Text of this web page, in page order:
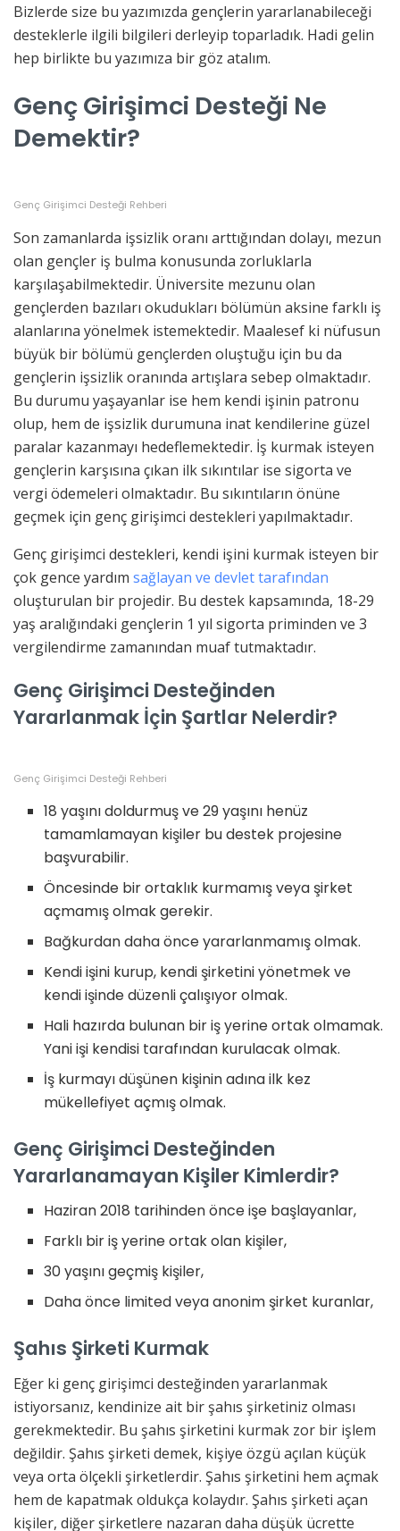
Bizlerde size bu yazımızda gençlerin yararlanabileceği
desteklerle ilgili bilgileri derleyip toparladık. Hadi gelin
hep birlikte bu yazımıza bir göz atalım.
Genç Girişimci Desteği Ne
Demektir?
Genç Girişimci Desteği Rehberi
Son zamanlarda işsizlik oranı arttığından dolayı, mezun
olan gençler iş bulma konusunda zorluklarla
karşılaşabilmektedir. Üniversite mezunu olan
gençlerden bazıları okudukları bölümün aksine farklı iş
alanlarına yönelmek istemektedir. Maalesef ki nüfusun
büyük bir bölümü gençlerden oluştuğu için bu da
gençlerin işsizlik oranında artışlara sebep olmaktadır.
Bu durumu yaşayanlar ise hem kendi işinin patronu
olup, hem de işsizlik durumuna inat kendilerine güzel
paralar kazanmayı hedeflemektedir. İş kurmak isteyen
gençlerin karşısına çıkan ilk sıkıntılar ise sigorta ve
vergi ödemeleri olmaktadır. Bu sıkıntıların önüne
geçmek için genç girişimci destekleri yapılmaktadır.
Genç girişimci destekleri, kendi işini kurmak isteyen bir
çok gence yardım sağlayan ve devlet tarafından
oluşturulan bir projedir. Bu destek kapsamında, 18-29
yaş aralığındaki gençlerin 1 yıl sigorta priminden ve 3
vergilendirme zamanından muaf tutmaktadır.
Genç Girişimci Desteğinden
Yararlanmak İçin Şartlar Nelerdir?
Genç Girişimci Desteği Rehberi
18 yaşını doldurmuş ve 29 yaşını henüz
tamamlamayan kişiler bu destek projesine
başvurabilir.
Öncesinde bir ortaklık kurmamış veya şirket
açmamış olmak gerekir.
Bağkurdan daha önce yararlanmamış olmak.
Kendi işini kurup, kendi şirketini yönetmek ve
kendi işinde düzenli çalışıyor olmak.
Hali hazırda bulunan bir iş yerine ortak olmamak.
Yani işi kendisi tarafından kurulacak olmak.
İş kurmayı düşünen kişinin adına ilk kez
mükellefiyet açmış olmak.
Genç Girişimci Desteğinden
Yararlanamayan Kişiler Kimlerdir?
Haziran 2018 tarihinden önce işe başlayanlar,
Farklı bir iş yerine ortak olan kişiler,
30 yaşını geçmiş kişiler,
Daha önce limited veya anonim şirket kuranlar,
Şahıs Şirketi Kurmak
Eğer ki genç girişimci desteğinden yararlanmak
istiyorsanız, kendinize ait bir şahıs şirketiniz olması
gerekmektedir. Bu şahıs şirketini kurmak zor bir işlem
değildir. Şahıs şirketi demek, kişiye özgü açılan küçük
veya orta ölçekli şirketlerdir. Şahıs şirketini hem açmak
hem de kapatmak oldukça kolaydır. Şahıs şirketi açan
kişiler, diğer şirketlere nazaran daha düşük ücrette